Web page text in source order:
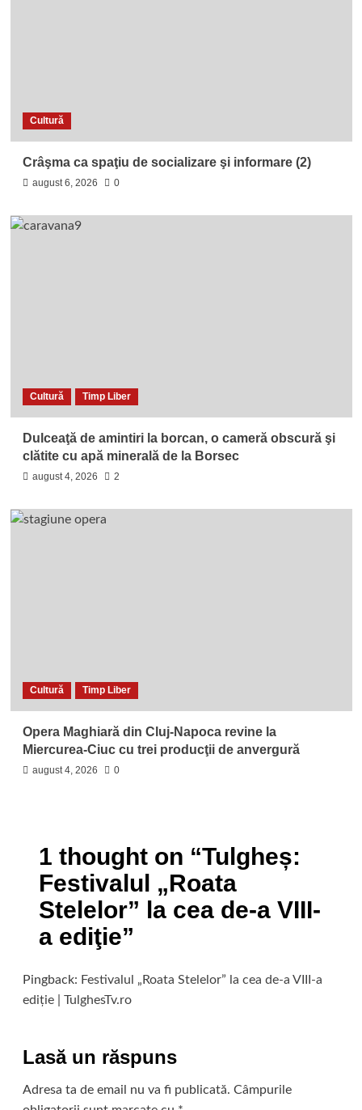
Cultură
Crâşma ca spaţiu de socializare şi informare (2)
august 6, 2026 0
Cultură Timp Liber
Dulceaţă de amintiri la borcan, o cameră obscură şi
clătite cu apă minerală de la Borsec
august 4, 2026 2
Cultură Timp Liber
Opera Maghiară din Cluj-Napoca revine la
Miercurea-Ciuc cu trei producţii de anvergură
august 4, 2026 0
1 thought on “Tulgheș:
Festivalul „Roata
Stelelor” la cea de-a VIII-
a ediţie”
Pingback: Festivalul „Roata Stelelor” la cea de-a VIII-a
ediţie | TulghesTv.ro
Lasă un răspuns
Adresa ta de email nu va fi publicată. Câmpurile